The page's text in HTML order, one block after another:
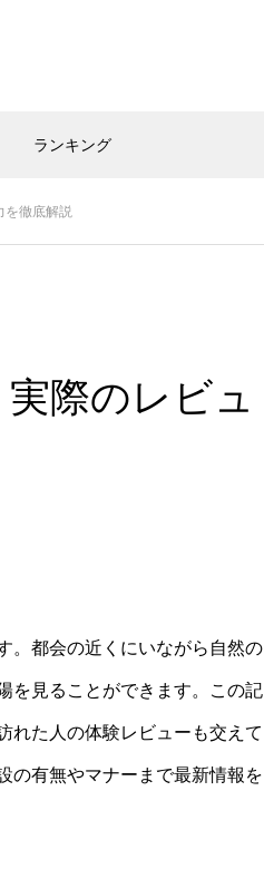
ランキング
を徹底解説
際のレビュ
。都会の近くにいながら自然の
を見ることができます。この記
れた人の体験レビューも交えて
の有無やマナーまで最新情報を